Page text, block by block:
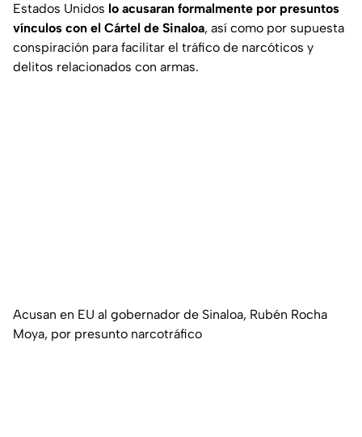
Estados Unidos lo acusaran formalmente por presuntos
vínculos con el Cártel de Sinaloa, así como por supuesta
conspiración para facilitar el tráfico de narcóticos y
delitos relacionados con armas.
Acusan en EU al gobernador de Sinaloa, Rubén Rocha
Moya, por presunto narcotráfico